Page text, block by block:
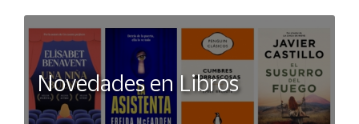
Novedades en Libros